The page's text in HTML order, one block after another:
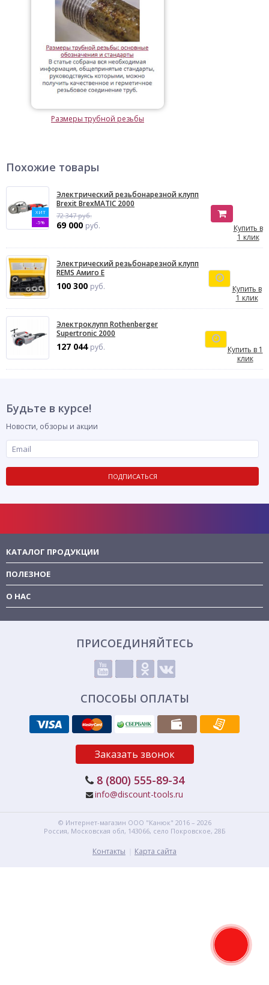
Размеры трубной резьбы
Похожие товары
ХИТ
-5%
Электрический резьбонарезной клупп
Brexit BrexMATIC 2000
72 347 руб.
69 000 руб.
Купить в
1 клик
Электрический резьбонарезной клупп
REMS Амиго E
100 300 руб.
Купить в
1 клик
Электроклупп Rothenberger
Supertronic 2000
127 044 руб.
Купить в 1
клик
Будьте в курсе!
Новости, обзоры и акции
ПОДПИСАТЬСЯ
КАТАЛОГ ПРОДУКЦИИ
ПОЛЕЗНОЕ
О НАС
ПРИСОЕДИНЯЙТЕСЬ
СПОСОБЫ ОПЛАТЫ
Заказать звонок
8 (800) 555-89-34
info@discount-tools.ru
© Интернет-магазин ООО "Канюк" 2016 – 2026
Россия, Московская обл, 143066, село Покровское, 28Б
Контакты Карта сайта